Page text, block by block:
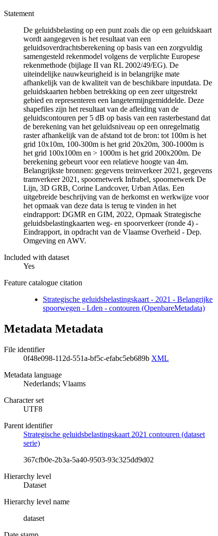
Statement
De geluidsbelasting op een punt zoals die op een geluidskaart
wordt aangegeven is het resultaat van een
geluidsoverdrachtsberekening op basis van een zorgvuldig
samengesteld rekenmodel volgens de verplichte Europese
rekenmethode (bijlage II van RL 2002/49/EG). De
uiteindelijke nauwkeurigheid is in belangrijke mate
afhankelijk van de kwaliteit van de beschikbare inputdata. De
geluidskaarten hebben betrekking op een zeer uitgestrekt
gebied en representeren een langetermijngemiddelde. Deze
shapefiles zijn het resultaat van de afleiding van de
geluidscontouren per 5 dB op basis van een rasterbestand dat
de berekening van het geluidsniveau op een onregelmatig
raster afhankelijk van de afstand tot de bron: tot 100m is het
grid 10x10m, 100-300m is het grid 20x20m, 300-1000m is
het grid 100x100m en > 1000m is het grid 200x200m. De
berekening gebeurt voor een relatieve hoogte van 4m.
Belangrijkste bronnen: gegevens treinverkeer 2021, gegevens
tramverkeer 2021, spoornetwerk Infrabel, spoornetwerk De
Lijn, 3D GRB, Corine Landcover, Urban Atlas. Een
uitgebreide beschrijving van de herkomst en werkwijze voor
het opmaak van deze data is terug te vinden in het
eindrapport: DGMR en GIM, 2022, Opmaak Strategische
geluidsbelastingkaarten weg- en spoorverkeer (ronde 4) -
Eindrapport, in opdracht van de Vlaamse Overheid - Dep.
Omgeving en AWV.
Included with dataset
Yes
Feature catalogue citation
Strategische geluidsbelastingskaart - 2021 - Belangrijke
spoorwegen - Lden - contouren (OpenbareMetadata)
Metadata Metadata
File identifier
0f48e098-112d-551a-bf5c-efabc5eb689b XML
Metadata language
Nederlands; Vlaams
Character set
UTF8
Parent identifier
Strategische geluidsbelastingskaart 2021 contouren (dataset
serie)
367cfb0e-2b3a-5a40-9503-93c325dd9d02
Hierarchy level
Dataset
Hierarchy level name
dataset